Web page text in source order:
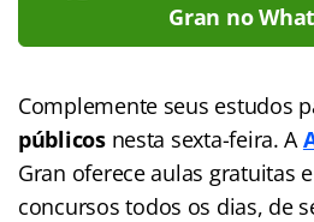
Gran no
Complemente seus estudos
públicosnesta sexta-feira. A
Gran oferece aulas gratuitas
concursos todos os dias, de